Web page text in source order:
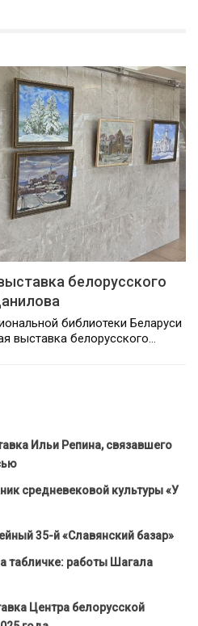
белорусского
библиотеки Беларуси
выставка белорусского…
Ильи Репина, связавшего
средневековой культуры «У
35-й «Славянский базар»
табличке: работы Шагала
Центра белорусской